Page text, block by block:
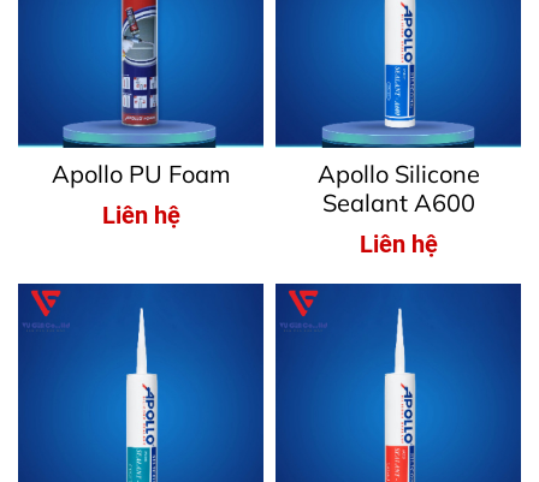
Apollo PU Foam
Liên hệ
Apollo Silicone
Sealant A600
Liên hệ